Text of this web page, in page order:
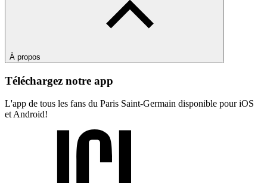
À propos
Téléchargez notre app
L'app de tous les fans du Paris Saint-Germain disponible pour iOS
et Android!